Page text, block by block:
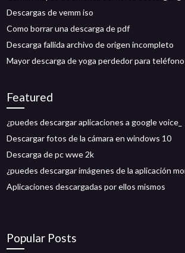
Descargas de vemm iso
Como borrar una descarga de pdf
Descarga fallida archivo de origen incompleto
Mayor descarga de yoga perdedor para
Featured
¿puedes descargar aplicaciones a google voice_
Descargar fotos de la cámara en windows 10
Descarga de pc wwe 2k
¿puedes descargar imágenes de la aplicación
Aplicaciones descargadas por ellos mismos
Popular Posts